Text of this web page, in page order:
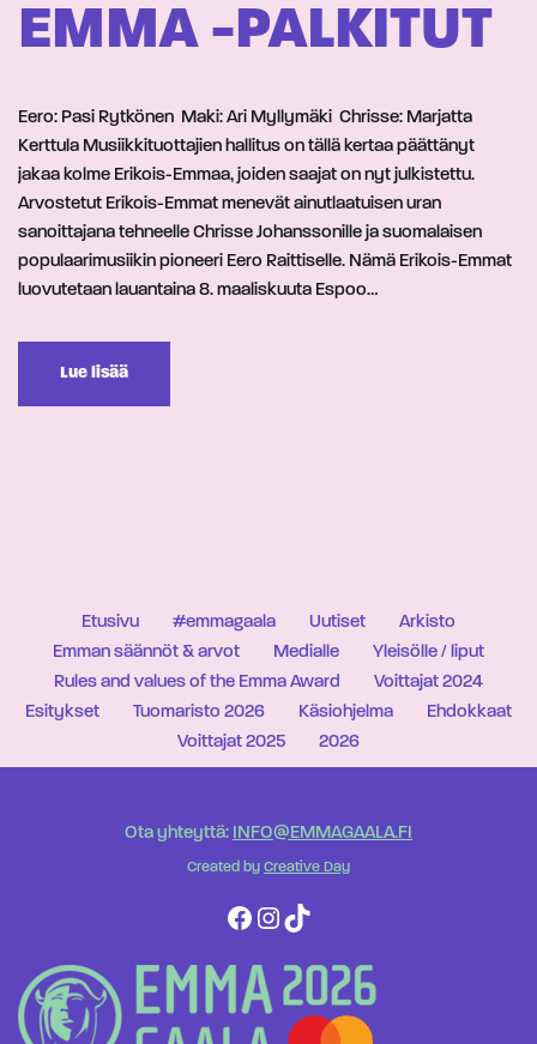
EMMA -PALKITUT
Eero: Pasi Rytkönen Maki: Ari Myllymäki Chrisse: Marjatta
Kerttula Musiikkituottajien hallitus on tällä kertaa päättänyt
jakaa kolme Erikois-Emmaa, joiden saajat on nyt julkistettu.
Arvostetut Erikois-Emmat menevät ainutlaatuisen uran
sanoittajana tehneelle Chrisse Johanssonille ja suomalaisen
populaarimusiikin pioneeri Eero Raittiselle. Nämä Erikois-Emmat
luovutetaan lauantaina 8. maaliskuuta Espoo…
Lue lisää
Etusivu #emmagaala Uutiset
Arkisto
Emman säännöt & arvot
Medialle
Yleisölle / liput
Rules and values of the Emma Award
Voittajat 2024
Esitykset
Tuomaristo 2026 Käsiohjelma
Ehdokkaat
Voittajat 2025
2026
Ota yhteyttä: INFO@EMMAGAALA.FI
Created by Creative Day